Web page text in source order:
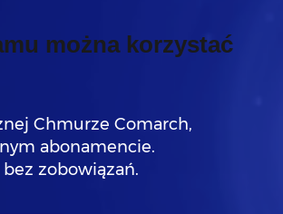
można korzystać
Chmurze Comarch,
abonamencie.
zobowiązań.